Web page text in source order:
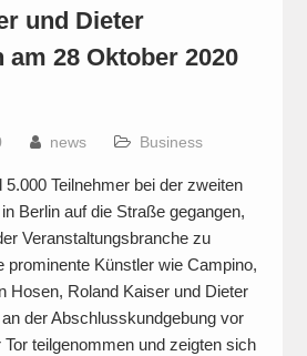
und Dieter
28 Oktober 2020
news Business
Teilnehmer bei der zweiten
Berlin auf die Straße gegangen,
Veranstaltungsbranche zu
prominente Künstler wie Campino,
Hosen, Roland Kaiser und Dieter
der Abschlusskundgebung vor
teilgenommen und zeigten sich